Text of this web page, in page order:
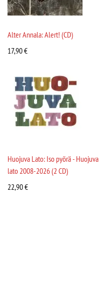
Alter Annala: Alert! (CD)
17,90€
Huojuva Lato: Iso pyörä - Huojuva
lato 2008-2026 (2 CD)
22,90€